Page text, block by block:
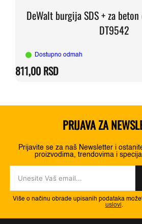
DeWalt burgija SDS + za
DT9542
Dostupno odmah
811,00 RSD
PRIJAVA ZA
Prijavite se za naš Newsletter i
proizvodima, trendovima i
Više o načinu obrade upisanih podataka
uslovi.